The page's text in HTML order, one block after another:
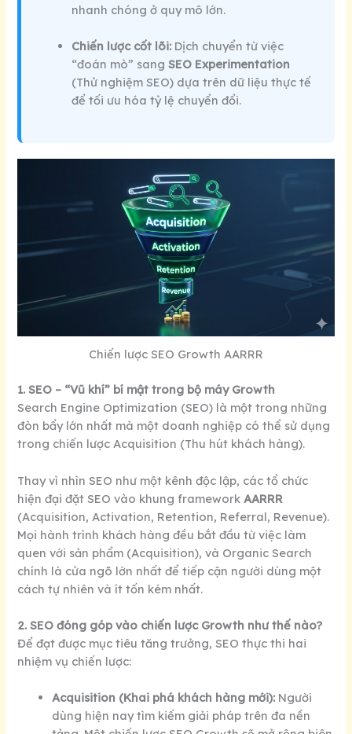
nhanh chóng ở quy mô lớn.
Chiến lược cốt lõi: Dịch chuyển từ việc
“đoán mò” sangSEO Experimentation
(Thử nghiệm SEO) dựa trên dữ liệu thực tế
để tối ưu hóa tỷ lệ chuyển đổi.
Chiến lược SEO Growth AARRR
1. SEO – “Vũ khí” bí mật trong bộ máy Growth
Search Engine Optimization (SEO) là một trong những
đòn bẩy lớn nhất mà một doanh nghiệp có thể sử dụng
trong chiến lược Acquisition (Thu hút khách hàng).
Thay vì nhìn SEO như một kênh độc lập, các tổ chức
hiện đại đặt SEO vào khung frameworkAARRR
(Acquisition, Activation, Retention, Referral, Revenue).
Mọi hành trình khách hàng đều bắt đầu từ việc làm
quen với sản phẩm (Acquisition), và Organic Search
chính là cửa ngõ lớn nhất để tiếp cận người dùng một
cách tự nhiên và ít tốn kém nhất.
2. SEO đóng góp vào chiến lược Growth như thế nào?
Để đạt được mục tiêu tăng trưởng, SEO thực thi hai
nhiệm vụ chiến lược:
Acquisition (Khai phá khách hàng mới): Người
dùng hiện nay tìm kiếm giải pháp trên đa nền